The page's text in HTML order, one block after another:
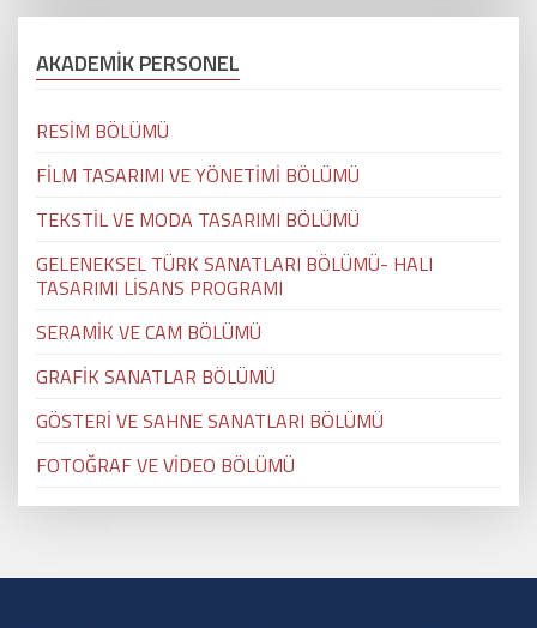
AKADEMİK PERSONEL
RESİM BÖLÜMÜ
FİLM TASARIMI VE YÖNETİMİ BÖLÜMÜ
TEKSTİL VE MODA TASARIMI BÖLÜMÜ
GELENEKSEL TÜRK SANATLARI BÖLÜMÜ- HALI
TASARIMI LİSANS PROGRAMI
SERAMİK VE CAM BÖLÜMÜ
GRAFİK SANATLAR BÖLÜMÜ
GÖSTERİ VE SAHNE SANATLARI BÖLÜMÜ
FOTOĞRAF VE VİDEO BÖLÜMÜ